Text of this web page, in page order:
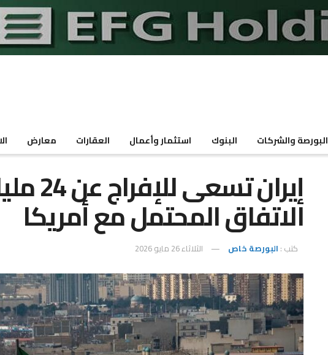
البورصة والشركات البنوك استثمار وأعمال العقارات معارض
إيران
الاتفاق المحتمل مع أمريكا
كتب : البورصة خاص الثلاثاء 26 مايو 2026